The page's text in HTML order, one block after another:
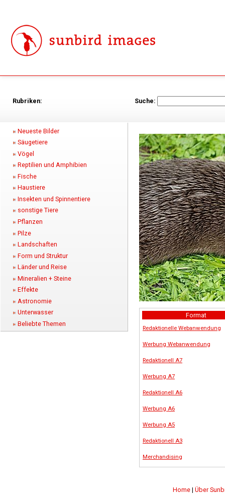
Rubriken: Suche:
Neueste Bilder
Säugetiere
Vögel
Reptilien und Amphibien
Fische
Haustiere
Insekten und Spinnentiere
sonstige Tiere
Pflanzen
Pilze
Landschaften
Form und Struktur
Länder und Reise
Mineralien + Steine
Effekte
Astronomie
Unterwasser
Beliebte Themen
Format
Redaktionelle Webanwendung
Werbung Webanwendung
Redaktionell A7
Werbung A7
Redaktionell A6
Werbung A6
Werbung A5
Redaktionell A3
Merchandising
Home | Über